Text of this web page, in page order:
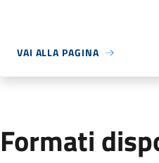
VAI ALLA PAGINA
Formati